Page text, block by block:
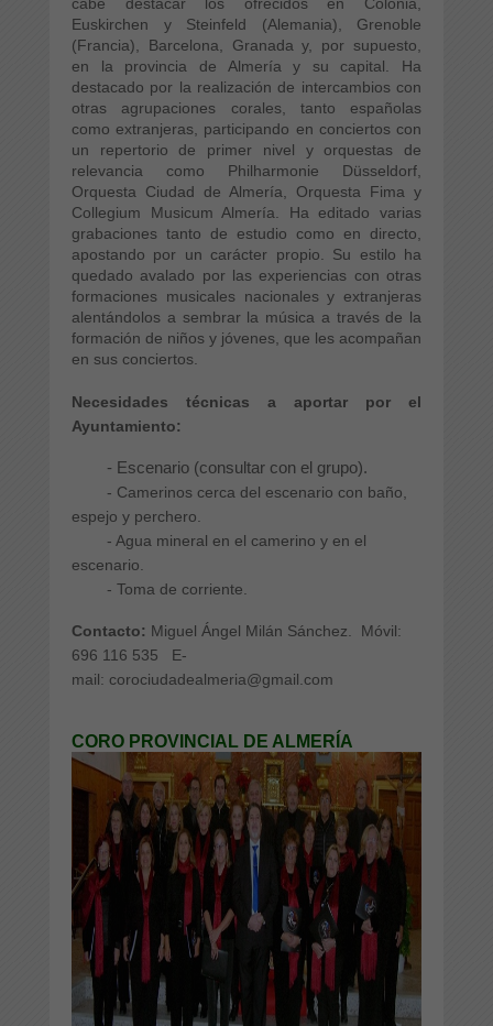
Euskirchen y Steinfeld (Alemania), Grenoble
(Francia), Barcelona, Granada y, por supuesto,
en la provincia de Almería y su capital. Ha
destacado por la realización de intercambios con
otras agrupaciones corales, tanto españolas
como extranjeras, participando en conciertos con
un repertorio de primer nivel y orquestas de
relevancia como Philharmonie Düsseldorf,
Orquesta Ciudad de Almería, Orquesta Fima y
Collegium Musicum Almería. Ha editado varias
grabaciones tanto de estudio como en directo,
apostando por un carácter propio. Su estilo ha
quedado avalado por las experiencias con otras
formaciones musicales nacionales y extranjeras
alentándolos a sembrar la música a través de la
formación de niños y jóvenes, que les acompañan
en sus conciertos.
Necesidades técnicas a aportar por el
Ayuntamiento:
- Escenario (consultar con el grupo).
- Camerinos cerca del escenario con baño,
espejo y perchero.
- Agua mineral en el camerino y en el
escenario.
- Toma de corriente.
Contacto: Miguel Ángel Milán Sánchez. Móvil:
696 116 535 E-
mail: corociudadealmeria@gmail.com
CORO PROVINCIAL DE ALMERÍA